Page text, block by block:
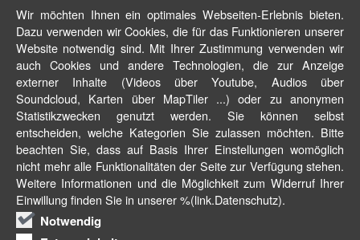
Wir möchten Ihnen ein optimales Webseiten-Erlebnis bieten.
Dazu verwenden wir Cookies, die für das Funktionieren unserer
Website notwendig sind. Mit Ihrer Zustimmung verwenden wir
auch Cookies und andere Technologien, die zur Anzeige
externer Inhalte (Videos über Youtube, Audios über
Soundcloud, Karten über MapTiler ...) oder zu anonymen
Statistikzwecken genutzt werden. Sie können selbst
entscheiden, welche Kategorien Sie zulassen möchten. Bitte
beachten Sie, dass auf Basis Ihrer Einstellungen womöglich
nicht mehr alle Funktionalitäten der Seite zur Verfügung stehen.
Weitere Informationen und die Möglichkeit zum Widerruf Ihrer
Einwillung finden Sie in unserer %(link.Datenschutz).
Notwendig